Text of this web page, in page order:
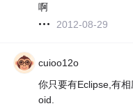
啊
2012-08-29
cuioo12o
你只要有Eclipse,有
oid.